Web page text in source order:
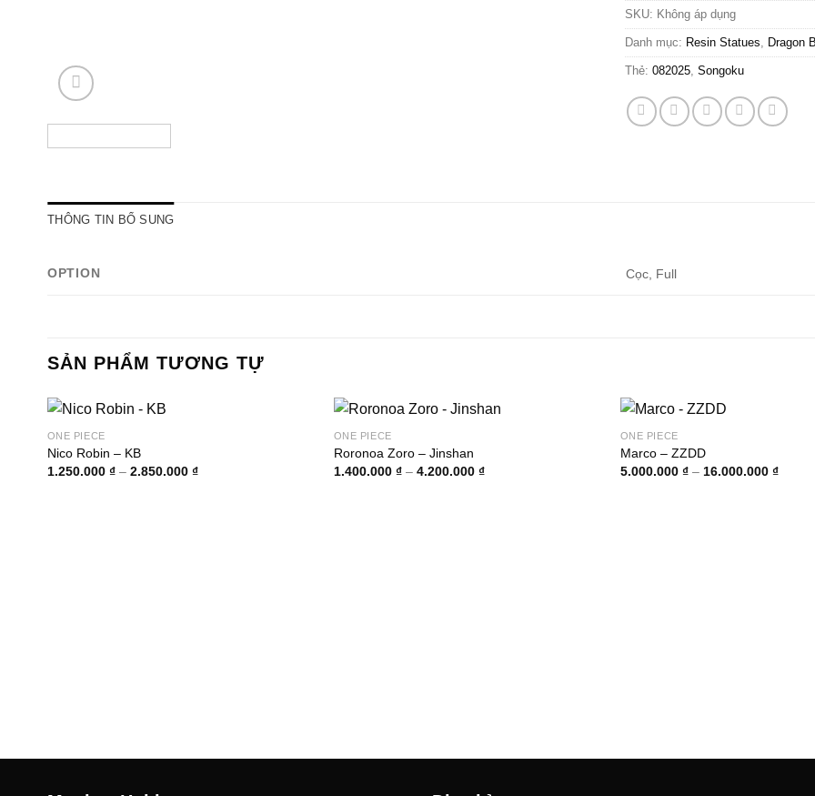
SKU: Không áp dụng
Danh mục: Resin Statues Dragon
Thẻ: 082025 Songoku
THÔNG TIN BỔ SUNG
OPTION Cọc, Full
SẢN PHẨM TƯƠNG TỰ
ONE PIECE
Nico Robin – KB
1.250.000 ₫ – 2.850.000 ₫Khoảng
ONE PIECE
Roronoa Zoro – Jinshan
1.400.000 ₫ – 4.200.000 ₫Khoảng
ONE PIECE
Marco – ZZDD
5.000.000 ₫ – 16.000.000 ₫